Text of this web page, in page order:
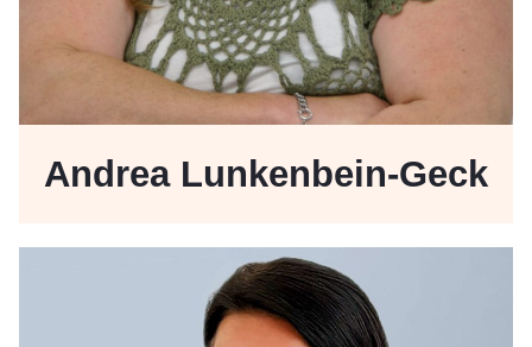
Andrea Lunkenbein-Geck